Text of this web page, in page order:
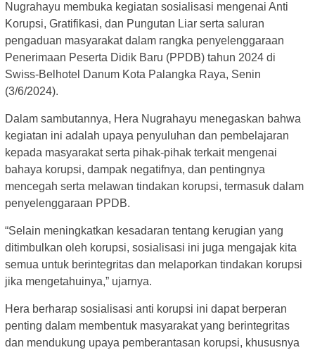
Nugrahayu membuka kegiatan sosialisasi mengenai Anti
Korupsi, Gratifikasi, dan Pungutan Liar serta saluran
pengaduan masyarakat dalam rangka penyelenggaraan
Penerimaan Peserta Didik Baru (PPDB) tahun 2024 di
Swiss-Belhotel Danum Kota Palangka Raya, Senin
(3/6/2024).
Dalam sambutannya, Hera Nugrahayu menegaskan bahwa
kegiatan ini adalah upaya penyuluhan dan pembelajaran
kepada masyarakat serta pihak-pihak terkait mengenai
bahaya korupsi, dampak negatifnya, dan pentingnya
mencegah serta melawan tindakan korupsi, termasuk dalam
penyelenggaraan PPDB.
“Selain meningkatkan kesadaran tentang kerugian yang
ditimbulkan oleh korupsi, sosialisasi ini juga mengajak kita
semua untuk berintegritas dan melaporkan tindakan korupsi
jika mengetahuinya,” ujarnya.
Hera berharap sosialisasi anti korupsi ini dapat berperan
penting dalam membentuk masyarakat yang berintegritas
dan mendukung upaya pemberantasan korupsi, khususnya